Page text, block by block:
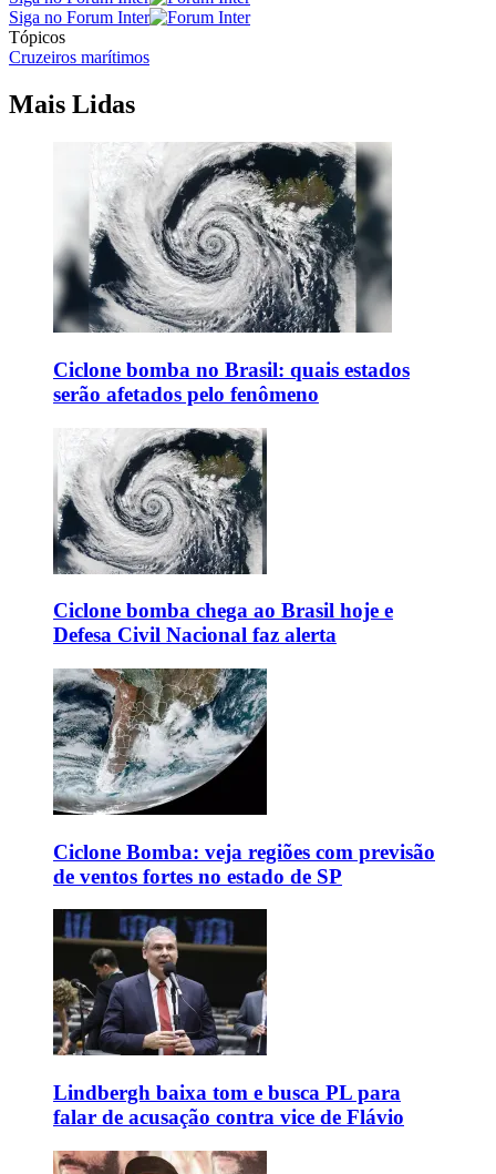
Siga no Forum Inter
Tópicos
Cruzeiros marítimos
Mais Lidas
Ciclone bomba no Brasil: quais estados
serão afetados pelo fenômeno
Ciclone bomba chega ao Brasil hoje e
Defesa Civil Nacional faz alerta
Ciclone Bomba: veja regiões com previsão
de ventos fortes no estado de SP
Lindbergh baixa tom e busca PL para
falar de acusação contra vice de Flávio